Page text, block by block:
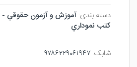
دسته بندی: آموزش و آزمون حقوقي -
كتب نموداري
شابک: ۹۷۸۶۲۲۹۰۶۱۹۴۷